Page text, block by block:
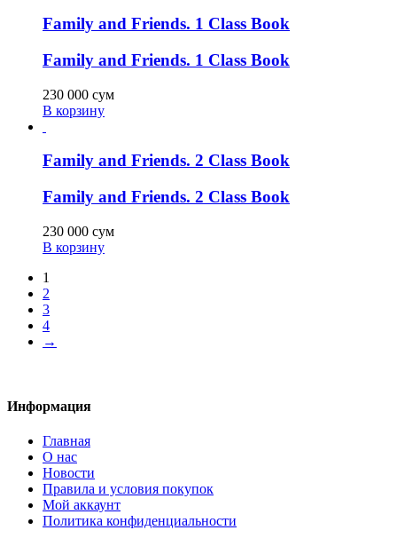
Family and Friends. 1 Class Book
Family and Friends. 1 Class Book
230 000 сум
В корзину
Family and Friends. 2 Class Book
Family and Friends. 2 Class Book
230 000 сум
В корзину
1
2
3
4
→
Информация
Главная
О нас
Новости
Правила и условия покупок
Мой аккаунт
Политика конфиденциальности